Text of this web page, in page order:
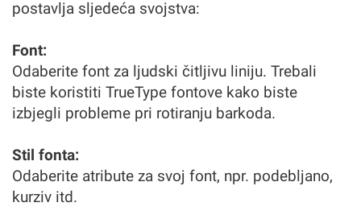
postavlja sljedeća svojstva:
Font:
Odaberite font za ljudski čitljivu liniju. Trebali
biste koristiti TrueType fontove kako biste
izbjegli probleme pri rotiranju barkoda.
Stil fonta:
Odaberite atribute za svoj font, npr. podebljano,
kurziv itd.